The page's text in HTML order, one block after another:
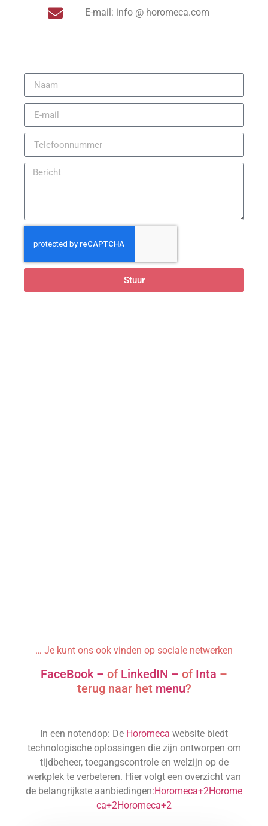
E-mail: info @ horomeca.com
Stuur
… Je kunt ons ook vinden op sociale netwerken
FaceBook – of LinkedIN – of Inta –
terug naar het menu?
In een notendop: De Horomeca website biedt
technologische oplossingen die zijn ontworpen om
tijdbeheer, toegangscontrole en welzijn op de
werkplek te verbeteren. Hier volgt een overzicht van
de belangrijkste aanbiedingen:Horomeca+2Horome
ca+2Horomeca+2